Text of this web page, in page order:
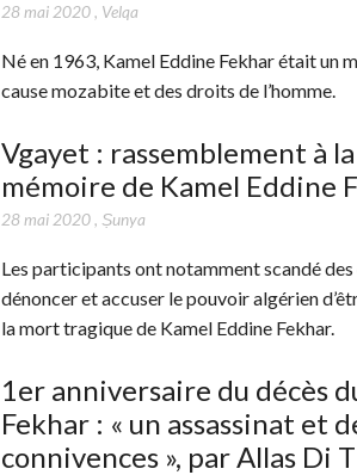
28 mai 2020, Velqa
Né en 1963, Kamel Eddine Fekhar était un
cause mozabite et des droits de l’homme.
Vgayet : rassemblement à la
mémoire de Kamel Eddine
28 mai 2020, Ṣunya
Les participants ont notamment scandé
dénoncer et accuser le pouvoir algérien
la mort tragique de Kamel Eddine Fekhar.
1er anniversaire du décès
Fekhar : « un assassinat et
connivences », par Allas Di